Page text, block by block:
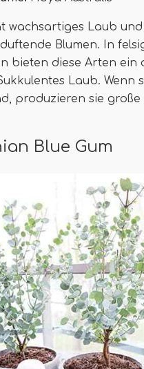
wachsartiges Laub und
Blumen. In
bieten diese Arten ein
Laub. Wenn
produzieren sie
Blue Gum